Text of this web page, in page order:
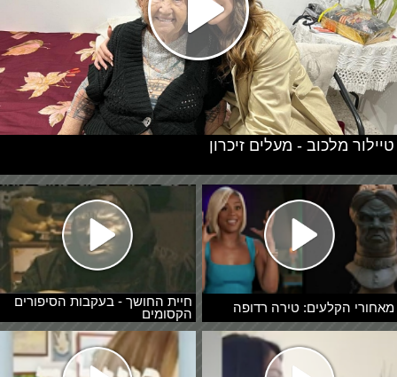
מאחורי הקלעים: טירה רדופה
חיית החושך - בעקבות הסיפורים
הקסומים
טיילור מלכוב - מעלים זיכרון